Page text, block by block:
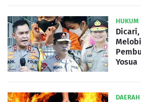
HUKUM
Yosua
DAERAH